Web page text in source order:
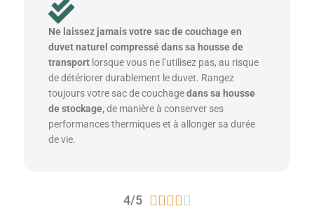
Ne laissez jamais votre sac de couchage en
duvet naturel compressé dans sa housse de
transport lorsque vous ne l’utilisez pas, au risque
de détériorer durablement le duvet. Rangez
toujours votre sac de couchagedans sa housse
de stockage,de manière à conserver ses
performances thermiques et à allonger sa durée
de vie.
4/5 